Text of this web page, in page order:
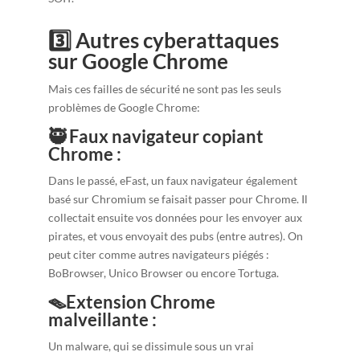
3️⃣ Autres cyberattaques
sur Google Chrome
Mais ces failles de sécurité ne sont pas les seuls
problèmes de Google Chrome:
🥷 Faux navigateur copiant
Chrome :
Dans le passé, eFast, un faux navigateur également
basé sur Chromium se faisait passer pour Chrome. Il
collectait ensuite vos données pour les envoyer aux
pirates, et vous envoyait des pubs (entre autres). On
peut citer comme autres navigateurs piégés :
BoBrowser, Unico Browser ou encore Tortuga.
🪤Extension Chrome
malveillante :
Un malware, qui se dissimule sous un vrai